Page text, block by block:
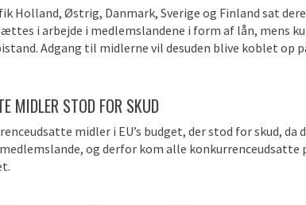
Holland, Østrig, Danmark, Sverige og Finland sat
i arbejde i medlemslandene i form af lån, mens
Adgang til midlerne vil desuden blive koblet op
MIDLER STOD FOR SKUD
midler i EU’s budget, der stod for skud, da
og derfor kom alle konkurrenceudsatte